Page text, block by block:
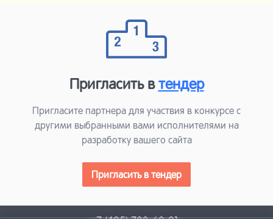
Пригласить втендер
Пригласите партнера для участвия в конкурсе с
другими выбранными вами исполнителями на
разработку вашего сайта
Пригласить в тендер